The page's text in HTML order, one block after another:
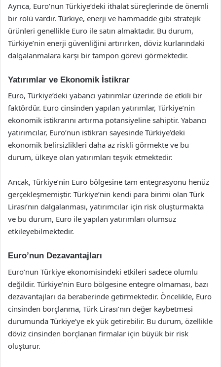
Ayrıca, Euro’nun Türkiye’deki ithalat süreçlerinde de önemli
bir rolü vardır. Türkiye, enerji ve hammadde gibi stratejik
ürünleri genellikle Euro ile satın almaktadır. Bu durum,
Türkiye’nin enerji güvenliğini artırırken, döviz kurlarındaki
dalgalanmalara karşı bir tampon görevi görmektedir.
Yatırımlar ve Ekonomik İstikrar
Euro, Türkiye’deki yabancı yatırımlar üzerinde de etkili bir
faktördür. Euro cinsinden yapılan yatırımlar, Türkiye’nin
ekonomik istikrarını artırma potansiyeline sahiptir. Yabancı
yatırımcılar, Euro’nun istikrarı sayesinde Türkiye’deki
ekonomik belirsizlikleri daha az riskli görmekte ve bu
durum, ülkeye olan yatırımları teşvik etmektedir.
Ancak, Türkiye’nin Euro bölgesine tam entegrasyonu henüz
gerçekleşmemiştir. Türkiye’nin kendi para birimi olan Türk
Lirası’nın dalgalanması, yatırımcılar için risk oluşturmakta
ve bu durum, Euro ile yapılan yatırımları olumsuz
etkileyebilmektedir.
Euro’nun Dezavantajları
Euro’nun Türkiye ekonomisindeki etkileri sadece olumlu
değildir. Türkiye’nin Euro bölgesine entegre olmaması, bazı
dezavantajları da beraberinde getirmektedir. Öncelikle, Euro
cinsinden borçlanma, Türk Lirası’nın değer kaybetmesi
durumunda Türkiye’ye ek yük getirebilir. Bu durum, özellikle
döviz cinsinden borçlanan firmalar için büyük bir risk
oluşturur.